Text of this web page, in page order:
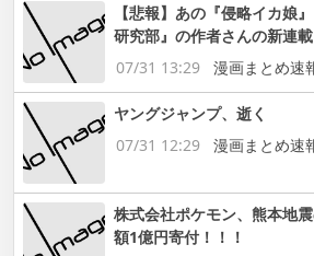
【悲報】あの『侵略イカ娘
研究部』の作者さんの新連
07/31 13:29
漫画まとめ速
ヤングジャンプ、逝く
07/31 12:29
漫画まとめ速
株式会社ポケモン、熊本地
額1億円寄付！！！